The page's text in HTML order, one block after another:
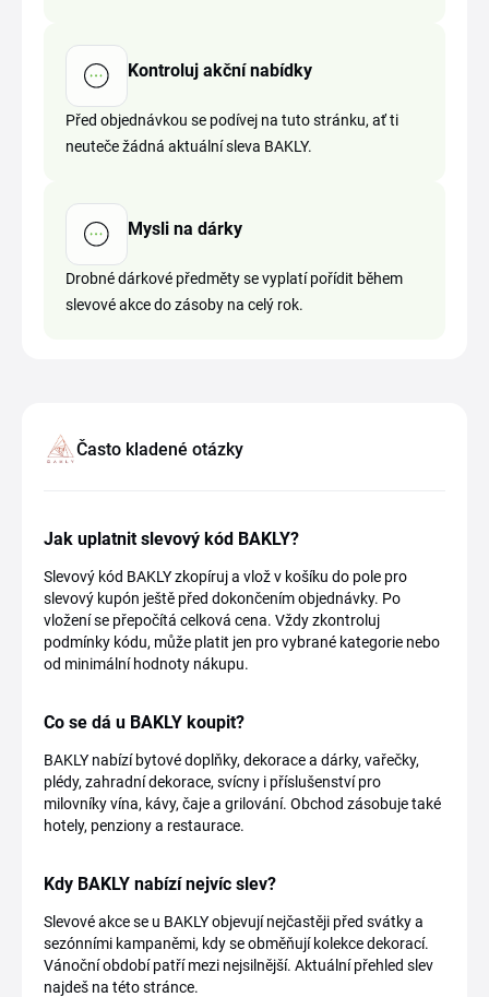
Kontroluj akční nabídky
Před objednávkou se podívej na tuto stránku, ať ti
neuteče žádná aktuální sleva BAKLY.
Mysli na dárky
Drobné dárkové předměty se vyplatí pořídit během
slevové akce do zásoby na celý rok.
Často kladené otázky
Jak uplatnit slevový kód BAKLY?
Slevový kód BAKLY zkopíruj a vlož v košíku do pole pro
slevový kupón ještě před dokončením objednávky. Po
vložení se přepočítá celková cena. Vždy zkontroluj
podmínky kódu, může platit jen pro vybrané kategorie nebo
od minimální hodnoty nákupu.
Co se dá u BAKLY koupit?
BAKLY nabízí bytové doplňky, dekorace a dárky, vařečky,
plédy, zahradní dekorace, svícny i příslušenství pro
milovníky vína, kávy, čaje a grilování. Obchod zásobuje také
hotely, penziony a restaurace.
Kdy BAKLY nabízí nejvíc slev?
Slevové akce se u BAKLY objevují nejčastěji před svátky a
sezónními kampaněmi, kdy se obměňují kolekce dekorací.
Vánoční období patří mezi nejsilnější. Aktuální přehled slev
najdeš na této stránce.